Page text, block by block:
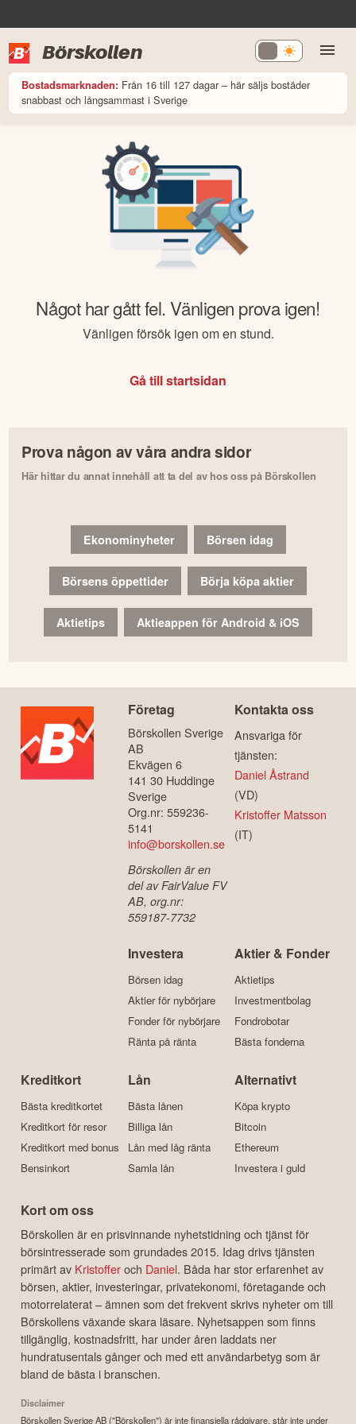
Börskollen
Bostadsmarknaden: Från 16 till 127 dagar – här säljs bostäder
snabbast och långsammast i Sverige
Något har gått fel. Vänligen prova igen!
Vänligen försök igen om en stund.
Gå till startsidan
Prova någon av våra andra sidor
Här hittar du annat innehåll att ta del av hos oss på Börskollen
Ekonominyheter Börsen idag
Börsens öppettider Börja köpa aktier
Aktietips Aktieappen för Android & iOS
Företag
Börskollen Sverige
AB
Ekvägen 6
141 30 Huddinge
Sverige
Org.nr: 559236-
5141
info@borskollen.se
Börskollen är en
del av FairValue FV
AB, org.nr:
559187-7732
Kontakta oss
Ansvariga för
tjänsten:
Daniel Åstrand
(VD)
Kristoffer Matsson
(IT)
Investera
Börsen idag
Aktier för nybörjare
Fonder för nybörjare
Ränta på ränta
Aktier & Fonder
Aktietips
Investmentbolag
Fondrobotar
Bästa fonderna
Kreditkort
Bästa kreditkortet
Kreditkort för resor
Kreditkort med bonus
Bensinkort
Lån
Bästa lånen
Billiga lån
Lån med låg ränta
Samla lån
Alternativt
Köpa krypto
Bitcoin
Ethereum
Investera i guld
Kort om oss
Börskollen är en prisvinnande nyhetstidning och tjänst för
börsintresserade som grundades 2015. Idag drivs tjänsten
primärt av Kristofferoch Daniel. Båda har stor erfarenhet av
börsen, aktier, investeringar, privatekonomi, företagande och
motorrelaterat – ämnen som det frekvent skrivs nyheter om till
Börskollens växande skara läsare. Nyhetsappen som finns
tillgänglig, kostnadsfritt, har under åren laddats ner
hundratusentals gånger och med ett användarbetyg som är
bland de bästa i branschen.
Disclaimer
Börskollen Sverige AB ("Börskollen") är inte finansiella rådgivare, står inte under